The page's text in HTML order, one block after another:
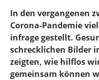
In den vergangenen
Corona-Pandemie
infrage gestellt.
schrecklichen Bilder
zeigten, wie hilflos
gemeinsam können